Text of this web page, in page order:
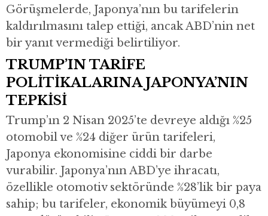
Görüşmelerde, Japonya’nın bu tarifelerin
kaldırılmasını talep ettiği, ancak ABD’nin net
bir yanıt vermediği belirtiliyor.
TRUMP’IN TARİFE
POLİTİKALARINA JAPONYA’NIN
TEPKİSİ
Trump’ın 2 Nisan 2025’te devreye aldığı %25
otomobil ve %24 diğer ürün tarifeleri,
Japonya ekonomisine ciddi bir darbe
vurabilir. Japonya’nın ABD’ye ihracatı,
özellikle otomotiv sektöründe %28’lik bir paya
sahip; bu tarifeler, ekonomik büyümeyi 0,8